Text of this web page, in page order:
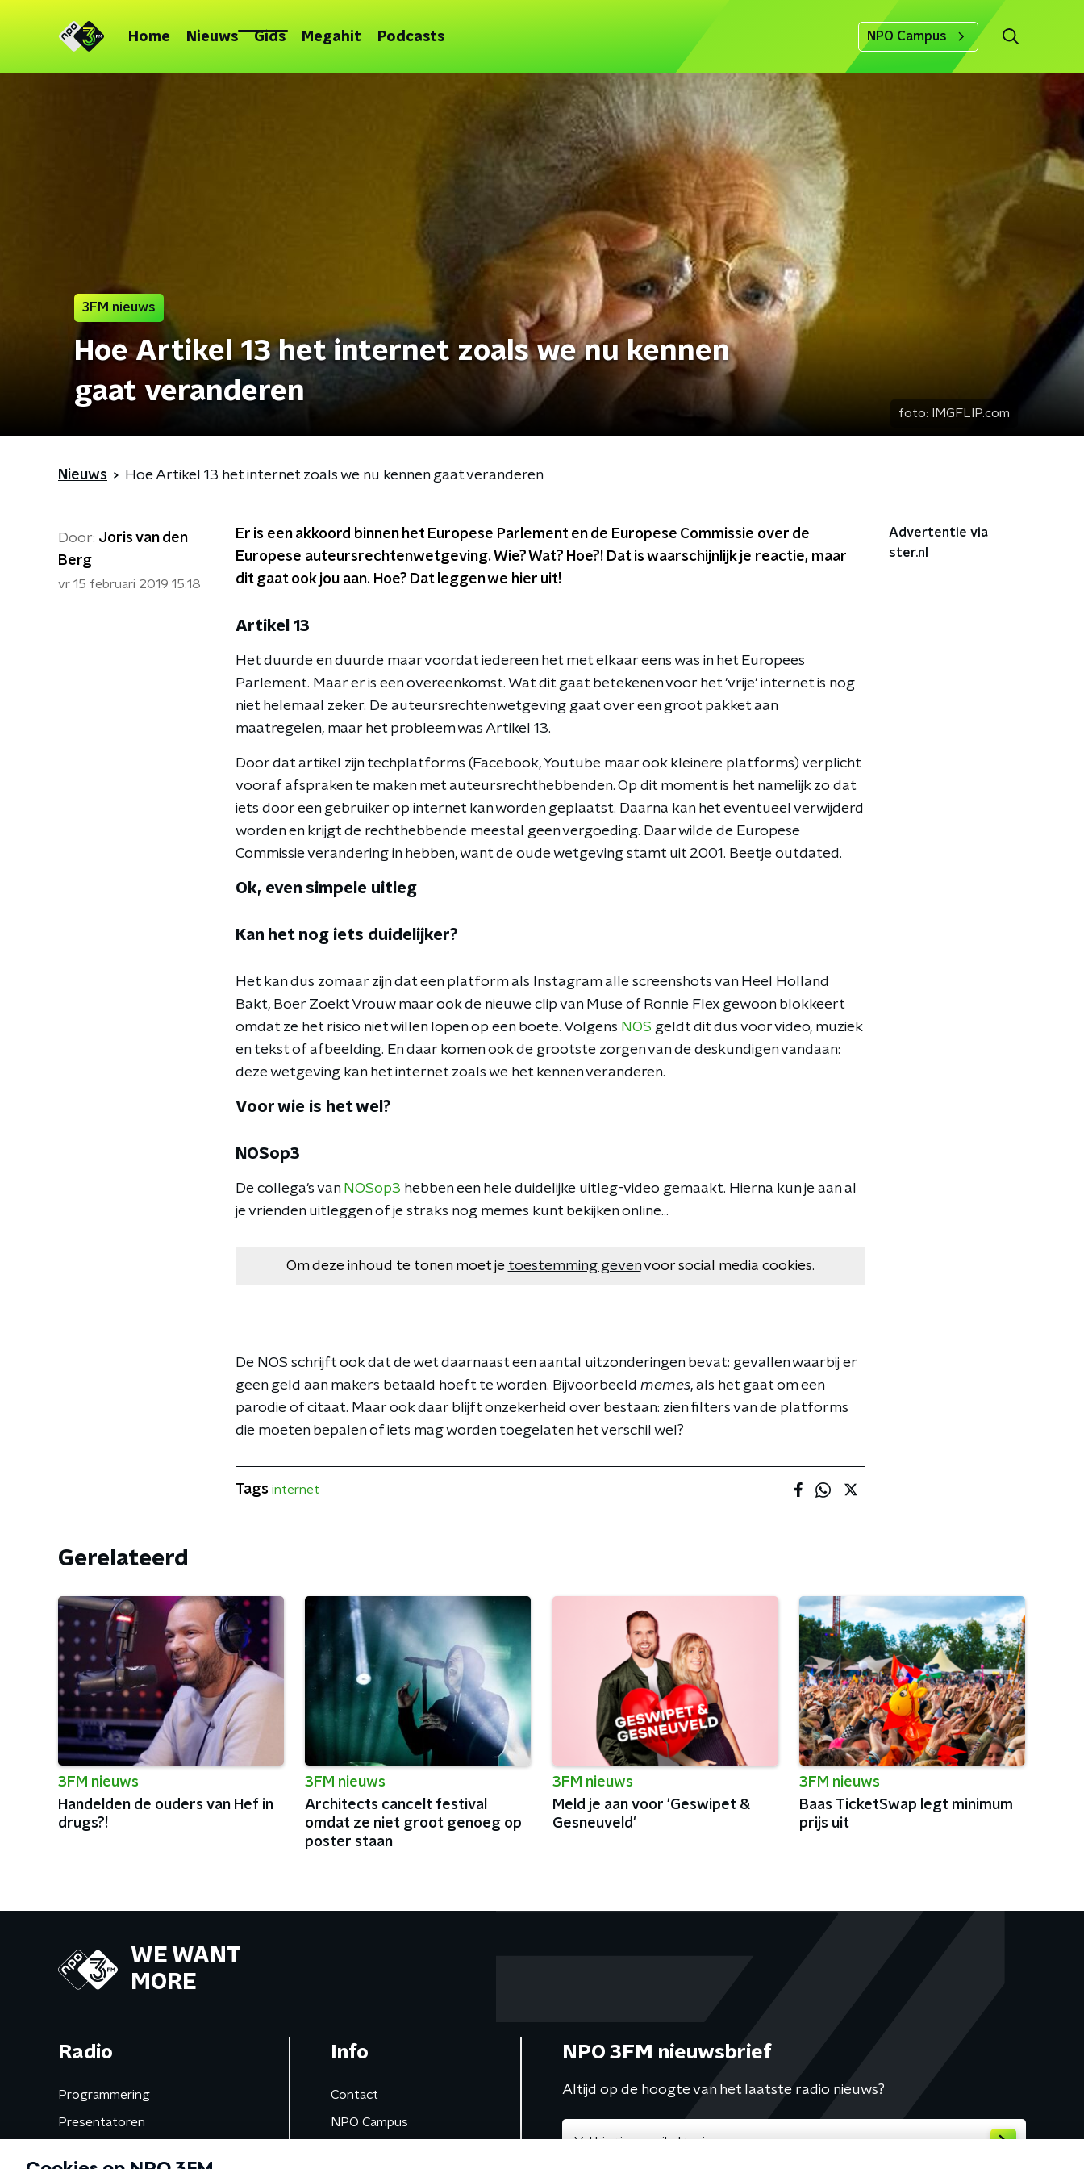
Home Nieuws Gids Megahit Podcasts NPO Campus
3FM nieuws
Hoe Artikel 13 het internet zoals we nu kennen
gaat veranderen
foto: IMGFLIP.com
Nieuws Hoe Artikel 13 het internet zoals we nu kennen gaat veranderen
Door: Joris van den
Berg
vr 15 februari 2019 15:18
Er is een akkoord binnen het Europese Parlement en de Europese Commissie over de
Europese auteursrechtenwetgeving. Wie? Wat? Hoe?! Dat is waarschijnlijk je reactie, maar
dit gaat ook jou aan. Hoe? Dat leggen we hier uit!
Artikel 13
Het duurde en duurde maar voordat iedereen het met elkaar eens was in het Europees
Parlement. Maar er is een overeenkomst. Wat dit gaat betekenen voor het 'vrije' internet is nog
niet helemaal zeker. De auteursrechtenwetgeving gaat over een groot pakket aan
maatregelen, maar het probleem was Artikel 13.
Door dat artikel zijn techplatforms (Facebook, Youtube maar ook kleinere platforms) verplicht
vooraf afspraken te maken met auteursrechthebbenden. Op dit moment is het namelijk zo dat
iets door een gebruiker op internet kan worden geplaatst. Daarna kan het eventueel verwijderd
worden en krijgt de rechthebbende meestal geen vergoeding. Daar wilde de Europese
Commissie verandering in hebben, want de oude wetgeving stamt uit 2001. Beetje outdated.
Ok, even simpele uitleg
Kan het nog iets duidelijker?
Het kan dus zomaar zijn dat een platform als Instagram alle screenshots van Heel Holland
Bakt, Boer Zoekt Vrouw maar ook de nieuwe clip van Muse of Ronnie Flex gewoon blokkeert
omdat ze het risico niet willen lopen op een boete. Volgens NOS geldt dit dus voor video, muziek
en tekst of afbeelding. En daar komen ook de grootste zorgen van de deskundigen vandaan:
deze wetgeving kan het internet zoals we het kennen veranderen.
Voor wie is het wel?
NOSop3
De collega's van NOSop3 hebben een hele duidelijke uitleg-video gemaakt. Hierna kun je aan al
je vrienden uitleggen of je straks nog memes kunt bekijken online...
Om deze inhoud te tonen moet je toestemming gevenvoor social media cookies.
De NOS schrijft ook dat de wet daarnaast een aantal uitzonderingen bevat: gevallen waarbij er
geen geld aan makers betaald hoeft te worden. Bijvoorbeeld memes, als het gaat om een
parodie of citaat. Maar ook daar blijft onzekerheid over bestaan: zien filters van de platforms
die moeten bepalen of iets mag worden toegelaten het verschil wel?
Advertentie via
ster.nl
Tags internet
Gerelateerd
3FM nieuws
Handelden de ouders van Hef in
drugs?!
3FM nieuws
Architects cancelt festival
omdat ze niet groot genoeg op
poster staan
3FM nieuws
Meld je aan voor 'Geswipet &
Gesneuveld'
3FM nieuws
Baas TicketSwap legt minimum
prijs uit
WE WANT
MORE
Radio
Programmering
Presentatoren
Info
Contact
NPO Campus
NPO 3FM nieuwsbrief
Altijd op de hoogte van het laatste radio nieuws?